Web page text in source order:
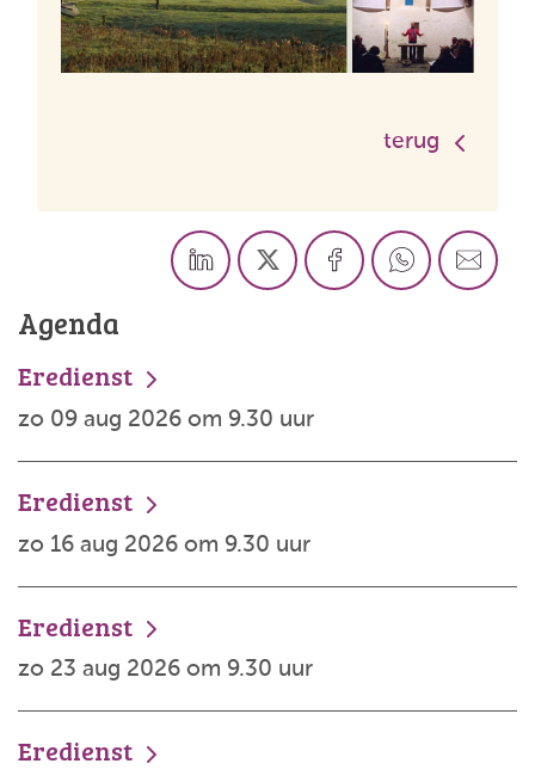
terug
Agenda
Eredienst
zo 09 aug 2026 om 9.30 uur
Eredienst
zo 16 aug 2026 om 9.30 uur
Eredienst
zo 23 aug 2026 om 9.30 uur
Eredienst